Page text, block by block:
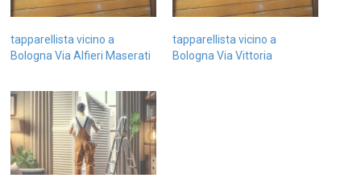
tapparellista vicino a
Bologna Via Alfieri Maserati
tapparellista vicino a
Bologna Via Vittoria